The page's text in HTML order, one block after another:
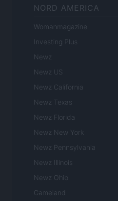
NORD AMERICA
Womanmagazine
Investing Plus
Newz
Newz US
Newz California
Newz Texas
Newz Florida
Newz New York
Newz Pennsylvania
Newz Illinois
Newz Ohio
Gameland